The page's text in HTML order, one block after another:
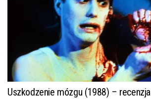
Uszkodzenie mózgu (1988) – recenzja